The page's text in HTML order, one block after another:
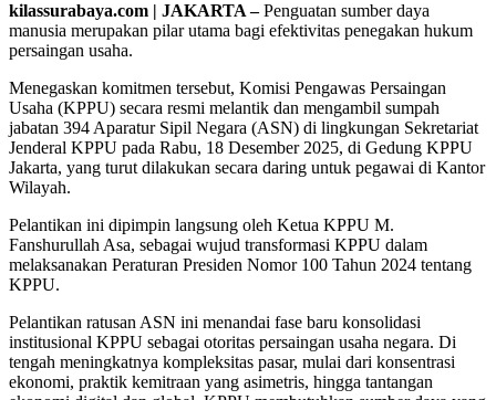
kilassurabaya.com | JAKARTA –Penguatan sumber daya
manusia merupakan pilar utama bagi efektivitas penegakan hukum
persaingan usaha.
Menegaskan komitmen tersebut, Komisi Pengawas Persaingan
Usaha (KPPU) secara resmi melantik dan mengambil sumpah
jabatan 394 Aparatur Sipil Negara (ASN) di lingkungan Sekretariat
Jenderal KPPU pada Rabu, 18 Desember 2025, di Gedung KPPU
Jakarta, yang turut dilakukan secara daring untuk pegawai di Kantor
Wilayah.
Pelantikan ini dipimpin langsung oleh Ketua KPPU M.
Fanshurullah Asa, sebagai wujud transformasi KPPU dalam
melaksanakan Peraturan Presiden Nomor 100 Tahun 2024 tentang
KPPU.
Pelantikan ratusan ASN ini menandai fase baru konsolidasi
institusional KPPU sebagai otoritas persaingan usaha negara. Di
tengah meningkatnya kompleksitas pasar, mulai dari konsentrasi
ekonomi, praktik kemitraan yang asimetris, hingga tantangan